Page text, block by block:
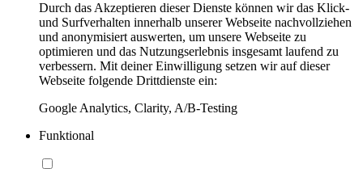
Durch das Akzeptieren dieser Dienste können wir das Klick-
und Surfverhalten innerhalb unserer Webseite nachvollziehen
und anonymisiert auswerten, um unsere Webseite zu
optimieren und das Nutzungserlebnis insgesamt laufend zu
verbessern. Mit deiner Einwilligung setzen wir auf dieser
Webseite folgende Drittdienste ein:
Google Analytics, Clarity, A/B-Testing
Funktional